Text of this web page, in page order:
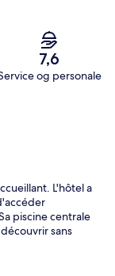
7,6
og personale
L'hôtel a
piscine centrale
sans